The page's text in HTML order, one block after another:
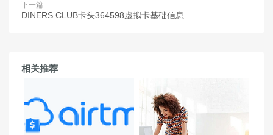
下一篇
DINERS CLUB卡头364598虚拟卡基础信息
相关推荐